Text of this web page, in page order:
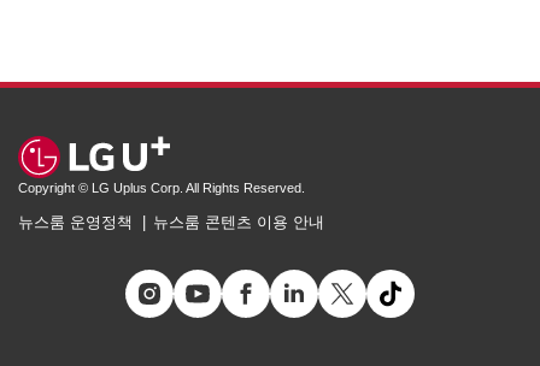
Copyright © LG Uplus Corp. All Rights Reserved.
뉴스룸 운영정책 뉴스룸 콘텐츠 이용 안내